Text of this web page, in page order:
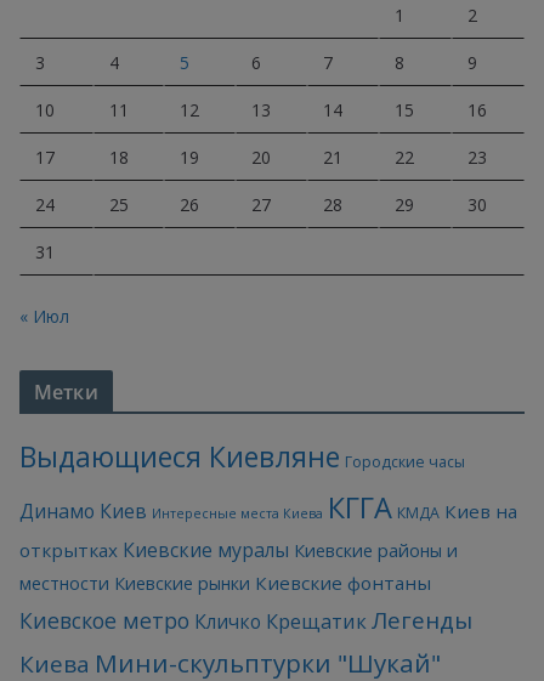
1 2
3 4 5 6 7 8 9
10 11 12 13 14 15 16
17 18 19 20 21 22 23
24 25 26 27 28 29 30
31
« Июл
Метки
Выдающиеся Киевляне Городские часы
Динамо Киев Интересные места Киева КГГА КМДА Киев на
открытках Киевские муралы Киевские районы и
местности Киевские рынки Киевские фонтаны
Киевское метро Кличко КрещатикЛегенды
Киева Мини-скульптурки "Шукай"